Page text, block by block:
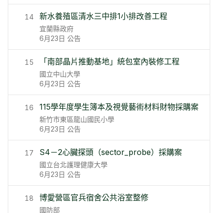
14 新水養殖區清水三中排1小排改善工程
宜蘭縣政府
6月23日 公告
15 「南部晶片推動基地」統包室內裝修工程
國立中山大學
6月23日 公告
16 115學年度學生簿本及視覺藝術材料財物採購案
新竹市東區龍山國民小學
6月23日 公告
17 S4－2心臟探頭（sector_probe）採購案
國立台北護理健康大學
6月23日 公告
18 博愛營區官兵宿舍公共浴室整修
國防部